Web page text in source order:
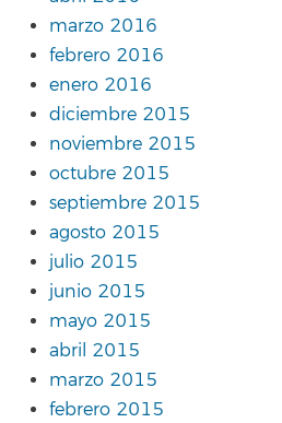
marzo 2016
febrero 2016
enero 2016
diciembre 2015
noviembre 2015
octubre 2015
septiembre 2015
agosto 2015
julio 2015
junio 2015
mayo 2015
abril 2015
marzo 2015
febrero 2015